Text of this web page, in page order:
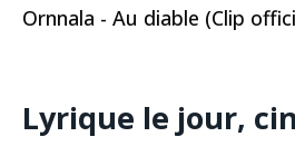
Ornnala - Au diable (Clip
Lyrique le jour,